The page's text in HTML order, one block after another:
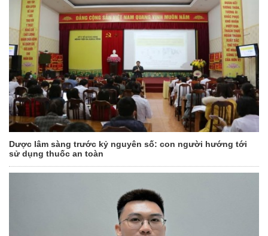
Dược lâm sàng trước kỷ nguyên số: con người hướng tới
sử dụng thuốc an toàn